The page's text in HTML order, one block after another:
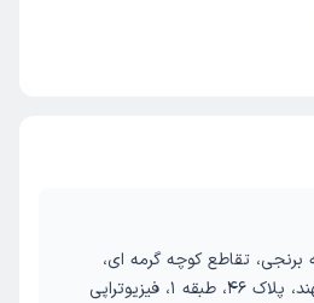
برنجی، تقاطع کوچه گرمه ای،
ساختمان سهند، پلاک 46، طبقه 1، فیزیوتراپی